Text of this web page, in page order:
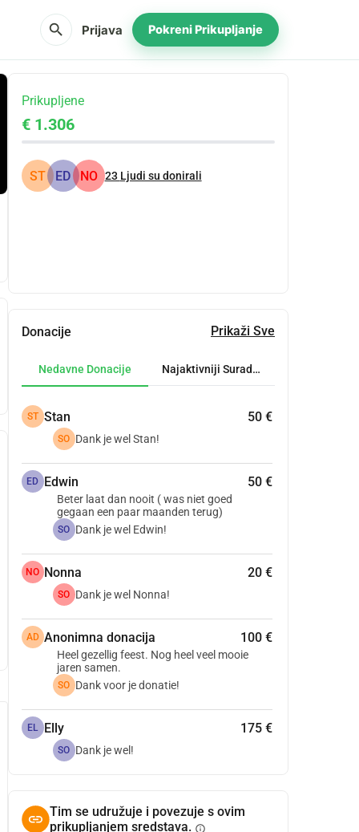
search Prijava Pokreni Prikupljanje
Prikupljene
€ 1.306
ST ED NO 23 Ljudi su donirali
Donacije Prikaži Sve
Nedavne Donacije Najaktivniji Suradnici
ST Stan 50 €
SO Dank je wel Stan!
ED Edwin 50 €
Beter laat dan nooit ( was niet goed
gegaan een paar maanden terug)
SO Dank je wel Edwin!
NO Nonna 20 €
SO Dank je wel Nonna!
AD Anonimna donacija 100 €
Heel gezellig feest. Nog heel veel mooie
jaren samen.
SO Dank voor je donatie!
EL Elly 175 €
SO Dank je wel!
Tim se udružuje i povezuje s ovim
prikupljanjem sredstava. info